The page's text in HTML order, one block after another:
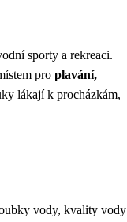
sporty a rekreaci.
pro plavání,
lákají k procházkám,
vody, kvality vody